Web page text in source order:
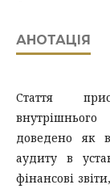
АНОТАЦІЯ
Стаття
доведено як в
аудиту в
фінансові